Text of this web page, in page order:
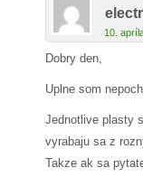
10.
Dobry den,
Uplne som
Jednotlive plasty
vyrabaju sa z
Takze ak sa